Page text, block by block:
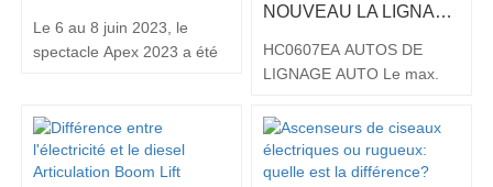
Le 6 au 8 juin 2023, le
spectacle Apex 2023 a été
tant que plate-forme de
travail aérien domestique
de pointe, a lancé de
NOUVEAU LA LIGNAGE AUTOS CRAWLER CISSOR SEPLOR
HC0607EA AUTOS DE
LIGNAGE AUTO Le max.
Hauteur de la plate-forme:
Le dégagement du sol: 80
mm La capacité de plate-